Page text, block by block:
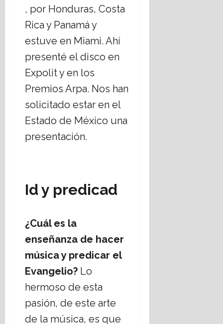
, por Honduras, Costa
Rica y Panamá y
estuve en Miami. Ahí
presenté el disco en
Expolit y en los
Premios Arpa. Nos han
solicitado estar en el
Estado de México una
presentación.
Id y predicad
¿Cuál es la
enseñanza de hacer
música y predicar el
Evangelio? Lo
hermoso de esta
pasión, de este arte
de la música, es que